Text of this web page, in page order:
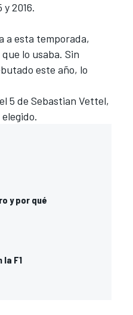
y 2016.
a esta temporada,
lo usaba. Sin
este año, lo
5 de Sebastian Vettel,
y por qué
F1